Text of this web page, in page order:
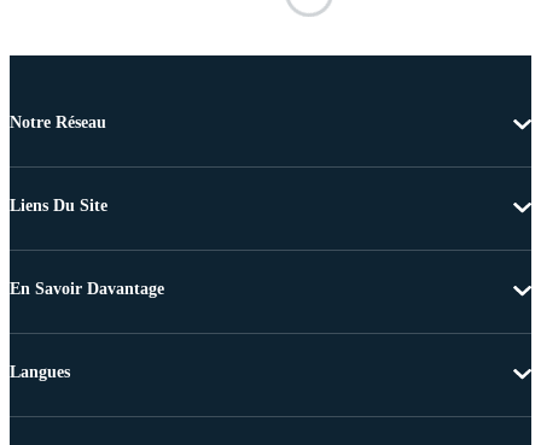
Notre Réseau
Liens Du Site
En Savoir Davantage
Langues